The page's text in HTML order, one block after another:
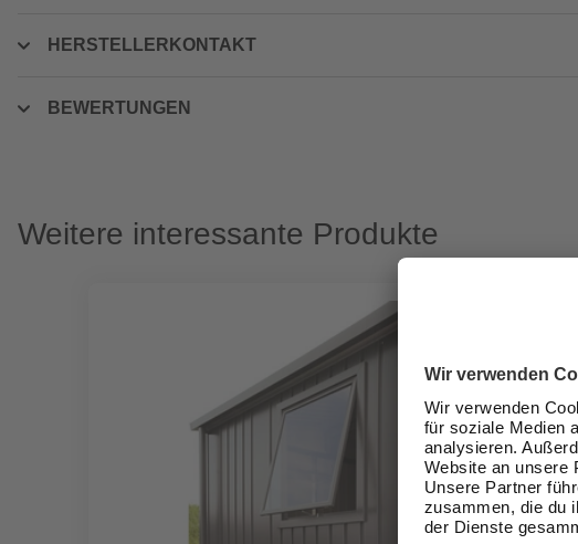
HERSTELLERKONTAKT
BEWERTUNGEN
Weitere interessante Produkte